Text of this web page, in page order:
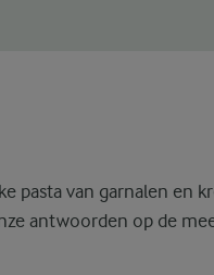
pasta van garnalen en
antwoorden op de